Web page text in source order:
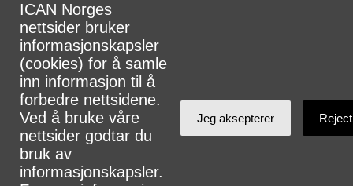
107land
Koordinator for ICAN Norge, Tuva Krogh Widskjold.
E-post: tuva@legermotatomvapen.no
Telefon: +47 48056660
ICAN Norges
nettsider bruker
informasjonskapsler
(cookies) for å samle
inn informasjon til å
forbedre nettsidene.
Ved å bruke våre
nettsider godtar du
bruk av
informasjonskapsler.
Jeg aksepterer Reject